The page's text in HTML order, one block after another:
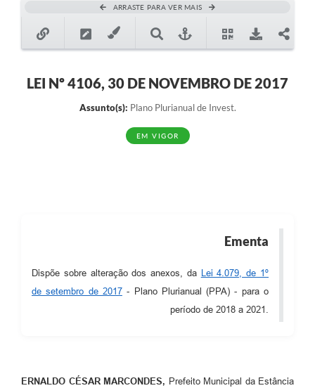
Coronavírus
Serviços Online
Audiências Públicas
Cemitérios
Galeria de Vídeos
ARRASTE PARA VER MAIS
LEI Nº 4106, 30 DE NOVEMBRO DE 2017
Assunto(s): Plano Plurianual de Invest.
EM VIGOR
Ementa
Dispõe sobre alteração dos anexos, da Lei 4.079, de 1º
de setembro de 2017- Plano Plurianual (PPA) - para o
período de 2018 a 2021.
ERNALDO CÉSAR MARCONDES, Prefeito Municipal da Estância